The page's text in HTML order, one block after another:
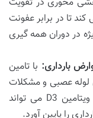
تا در برابر عفونت
در دوران همه گیری
بارداری: با تامین
لوله عصبی و مشکلات
تیروئیدی جنین کاهش می یابد. همچنین، ویتامین D3 می تواند
را پایین آورد.